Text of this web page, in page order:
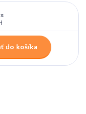
do košíka